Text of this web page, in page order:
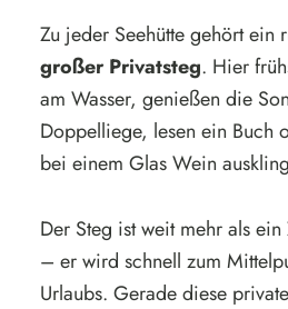
Zu jeder Seehütte gehört ein
großer Privatsteg. Hier
am Wasser, genießen die
Doppelliege, lesen ein Buch
bei einem Glas Wein
Der Steg ist weit mehr als
– er wird schnell zum
Urlaubs. Gerade diese